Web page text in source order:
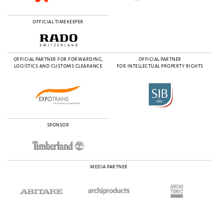
OFFICIAL TIMEKEEPER
OFFICIAL PARTNER FOR FORWARDING,
LOGISTICS AND CUSTOMS CLEARANCE
OFFICIAL PARTNER
FOR INTELLECTUAL PROPERTY RIGHTS
SPONSOR
MEDIA PARTNER